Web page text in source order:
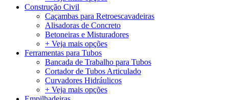
Construção Civil
Caçambas para Retroescavadeiras
Alisadoras de Concreto
Betoneiras e Misturadores
+ Veja mais opções
Ferramentas para Tubos
Bancada de Trabalho para Tubos
Cortador de Tubos Articulado
Curvadores Hidráulicos
+ Veja mais opções